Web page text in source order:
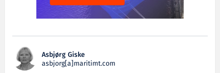
Asbjørg Giske
asbjorg[a]maritimt.com